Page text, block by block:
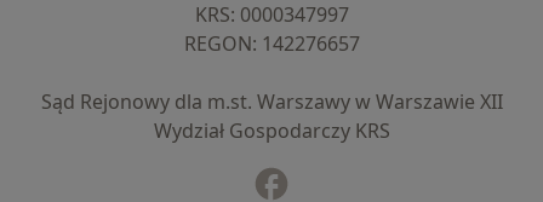
KRS: ⁠0000347997
REGON: ⁠142276657
Sąd Rejonowy dla m.st. Warszawy w Warszawie XII
Wydział Gospodarczy KRS